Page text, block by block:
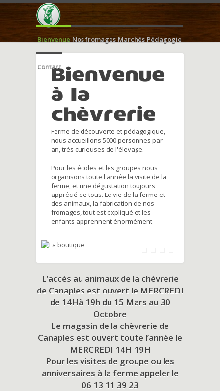
Bienvenue Nos fromages Marchés Pédagogie
ContactBienvenue
à la
chèvrerie
Ferme de découverte et pédagogique,
nous accueillons 5000 personnes par
an, trés curieuses de l'élevage.
Pour les écoles et les groupes nous
organisons toute l'année la visite de la
ferme, et une dégustation toujours
apprécié de tous. Le vie de la ferme et
des animaux, la fabrication de nos
fromages, tout est expliqué et les
enfants apprennent énormément
L’accès au animaux de la chèvrerie
de Canaples est ouvert le MERCREDI
de 14Hà 19h du 15 Mars au 30
Octobre
Le magasin de la chèvrerie de
Canaples est ouvert toute l’année le
MERCREDI 14H 19H
Pour les visites de groupe ou les
anniversaires à la ferme appeler le
06 13 11 39 23